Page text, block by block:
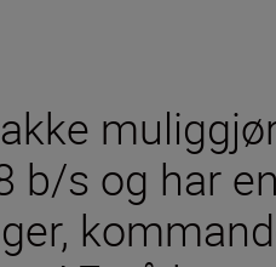
b/s og har